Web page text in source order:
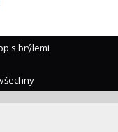
s brýlemi